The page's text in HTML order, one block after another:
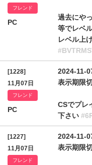
フレンド
PC
過去にや
等でレベ
レベル上
[1228]
11月07日
フレンド
PC
2024-11-
表示期限
CSでプレ
下さい
[1227]
11月07日
フレンド
2024-11-
表示期限